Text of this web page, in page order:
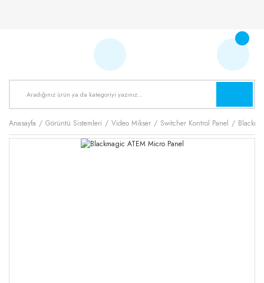
Anasayfa Görüntü Sistemleri Video Mikser Switcher Kontrol Panel